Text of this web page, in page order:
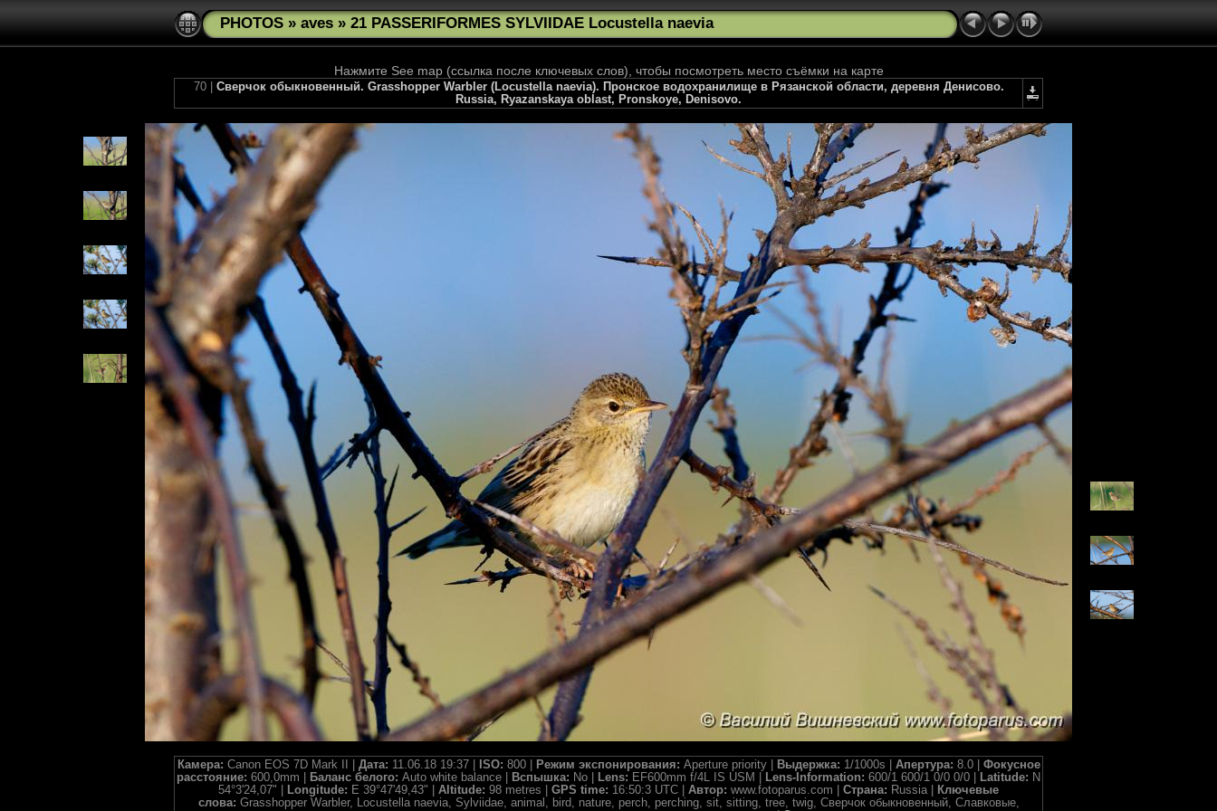
PHOTOS » aves » 21 PASSERIFORMES SYLVIIDAE Locustella naevia
Нажмите See map (ссылка после ключевых слов), чтобы посмотреть место съёмки на карте
70 | Сверчок обыкновенный. Grasshopper Warbler (Locustella naevia). Пронское водохранилище в Рязанской области, деревня Денисово.
Russia, Ryazanskaya oblast, Pronskoye, Denisovo.
Камера: Canon EOS 7D Mark II | Дата: 11.06.18 19:37 | ISO: 800 | Режим экспонирования: Aperture priority | Выдержка: 1/1000s | Апертура: 8.0 | Фокусное
расстояние: 600,0mm | Баланс белого: Auto white balance | Вспышка: No | Lens: EF600mm f/4L IS USM | Lens-Information: 600/1 600/1 0/0 0/0 | Latitude: N
54°3'24,07" |
Longitude: E 39°47'49,43" | Altitude: 98 metres | GPS time: 16:50:3 UTC | Автор: www.fotoparus.com | Страна: Russia |
Ключевые
слова: Grasshopper Warbler, Locustella naevia, Sylviidae, animal, bird, nature, perch, perching, sit, sitting, tree, twig, Сверчок обыкновенный, Славковые,